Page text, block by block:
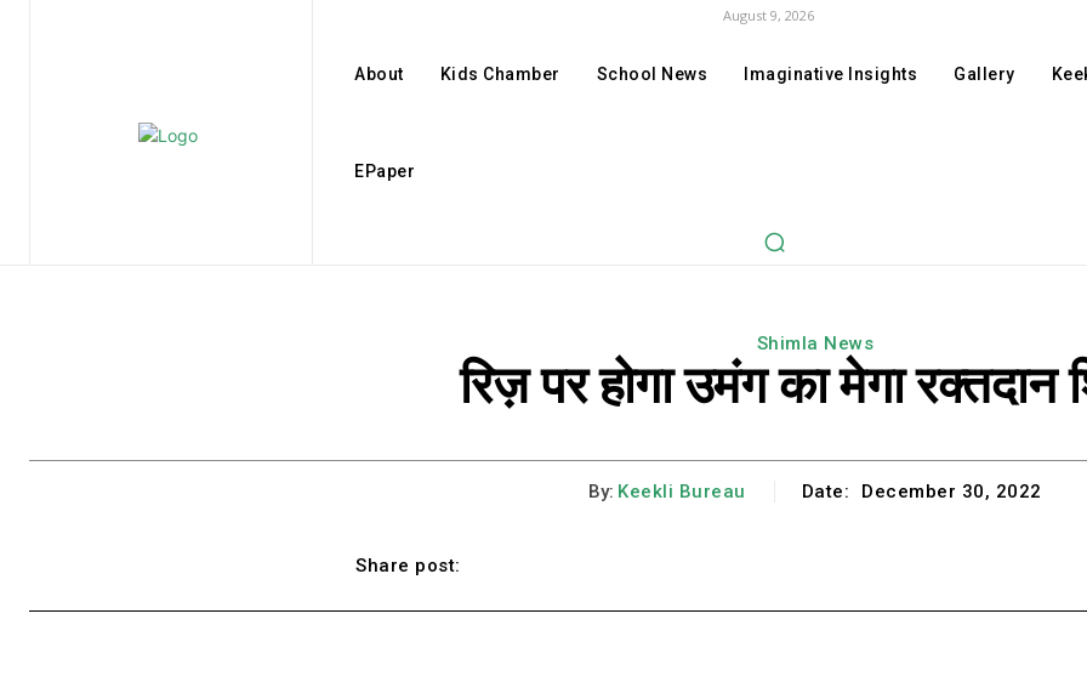
August 9, 2026
About Kids Chamber School News Imaginative Insights Gallery
EPaper
Shimla News
रिज़ पर होगा उमंग का मेगा रक्तदान
By: Keekli Bureau Date: December 30, 2022
Share post: